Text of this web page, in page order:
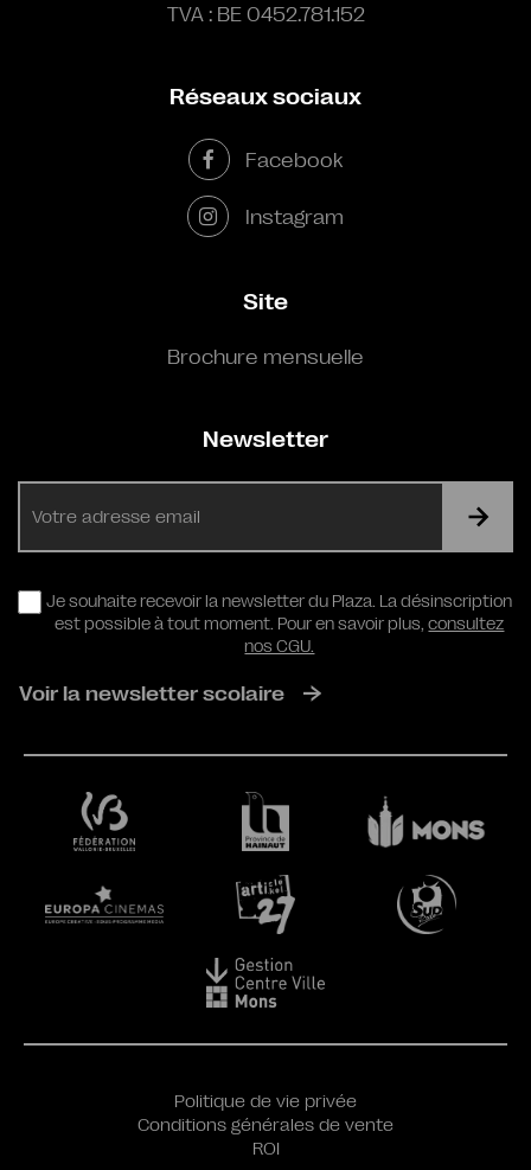
TVA : BE 0452.781.152
Réseaux sociaux
Facebook
Instagram
Site
Brochure mensuelle
Newsletter
RGPD
Je souhaite recevoir la newsletter du Plaza. La désinscription
est possible à tout moment. Pour en savoir plus,consultez
nos CGU.
Voir la newsletter scolaire
Politique de vie privée
Conditions générales de vente
ROI